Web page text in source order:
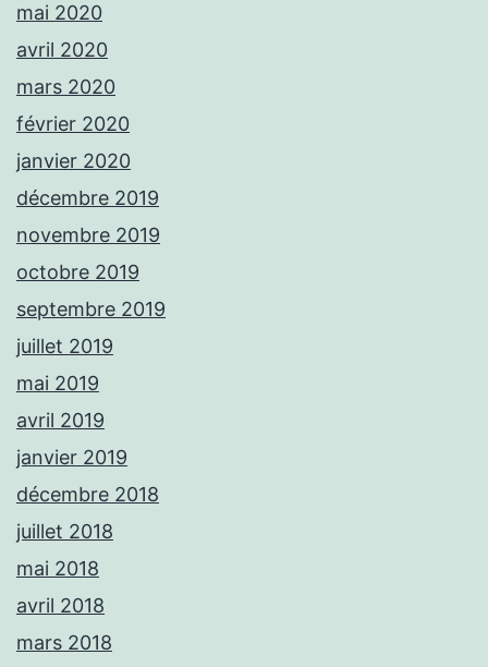
mai 2020
avril 2020
mars 2020
février 2020
janvier 2020
décembre 2019
novembre 2019
octobre 2019
septembre 2019
juillet 2019
mai 2019
avril 2019
janvier 2019
décembre 2018
juillet 2018
mai 2018
avril 2018
mars 2018